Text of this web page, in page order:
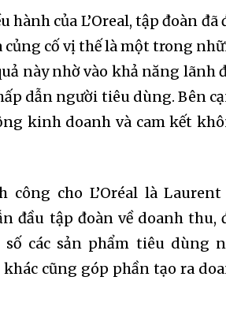
của L’Oreal, tập đoàn đã
cố vị thế là một trong
này nhờ vào khả năng lãnh
dẫn người tiêu dùng. Bên
kinh doanh và cam kết
cho L’Oréal là Laurent
đầu tập đoàn về doanh thu,
các sản phẩm tiêu dùng
cũng góp phần tạo ra